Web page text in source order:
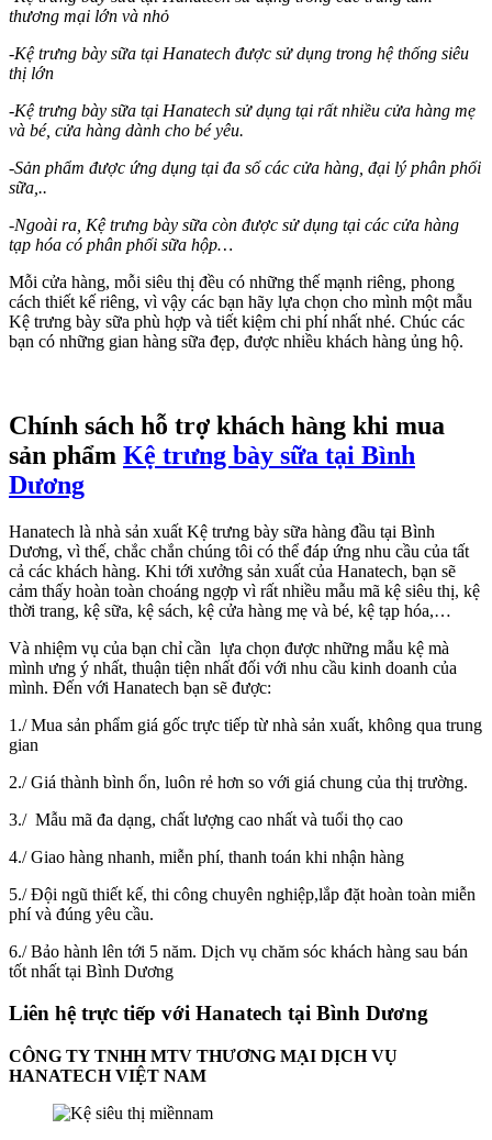
thương mại lớn và nhỏ
-Kệ trưng bày sữa tại Hanatech được sử dụng trong hệ thống siêu
thị lớn
-Kệ trưng bày sữa tại Hanatech sử dụng tại rất nhiều cửa hàng mẹ
và bé, cửa hàng dành cho bé yêu.
-Sản phẩm được ứng dụng tại đa số các cửa hàng, đại lý phân phối
sữa,..
-Ngoài ra, Kệ trưng bày sữa còn được sử dụng tại các cửa hàng
tạp hóa có phân phối sữa hộp…
Mỗi cửa hàng, mỗi siêu thị đều có những thế mạnh riêng, phong
cách thiết kế riêng, vì vậy các bạn hãy lựa chọn cho mình một mẫu
Kệ trưng bày sữa phù hợp và tiết kiệm chi phí nhất nhé. Chúc các
bạn có những gian hàng sữa đẹp, được nhiều khách hàng ủng hộ.
Chính sách hỗ trợ khách hàng khi mua
sản phẩm Kệ trưng bày sữa tại Bình
Dương
Hanatech là nhà sản xuất Kệ trưng bày sữa hàng đầu tại Bình
Dương, vì thế, chắc chắn chúng tôi có thể đáp ứng nhu cầu của tất
cả các khách hàng. Khi tới xưởng sản xuất của Hanatech, bạn sẽ
cảm thấy hoàn toàn choáng ngợp vì rất nhiều mẫu mã kệ siêu thị, kệ
thời trang, kệ sữa, kệ sách, kệ cửa hàng mẹ và bé, kệ tạp hóa,…
Và nhiệm vụ của bạn chỉ cần lựa chọn được những mẫu kệ mà
mình ưng ý nhất, thuận tiện nhất đối với nhu cầu kinh doanh của
mình. Đến với Hanatech bạn sẽ được:
1./ Mua sản phẩm giá gốc trực tiếp từ nhà sản xuất, không qua trung
gian
2./ Giá thành bình ổn, luôn rẻ hơn so với giá chung của thị trường.
3./ Mẫu mã đa dạng, chất lượng cao nhất và tuổi thọ cao
4./ Giao hàng nhanh, miễn phí, thanh toán khi nhận hàng
5./ Đội ngũ thiết kế, thi công chuyên nghiệp,lắp đặt hoàn toàn miễn
phí và đúng yêu cầu.
6./ Bảo hành lên tới 5 năm. Dịch vụ chăm sóc khách hàng sau bán
tốt nhất tại Bình Dương
Liên hệ trực tiếp với Hanatech tại Bình Dương
CÔNG TY TNHH MTV THƯƠNG MẠI DỊCH VỤ
HANATECH VIỆT NAM